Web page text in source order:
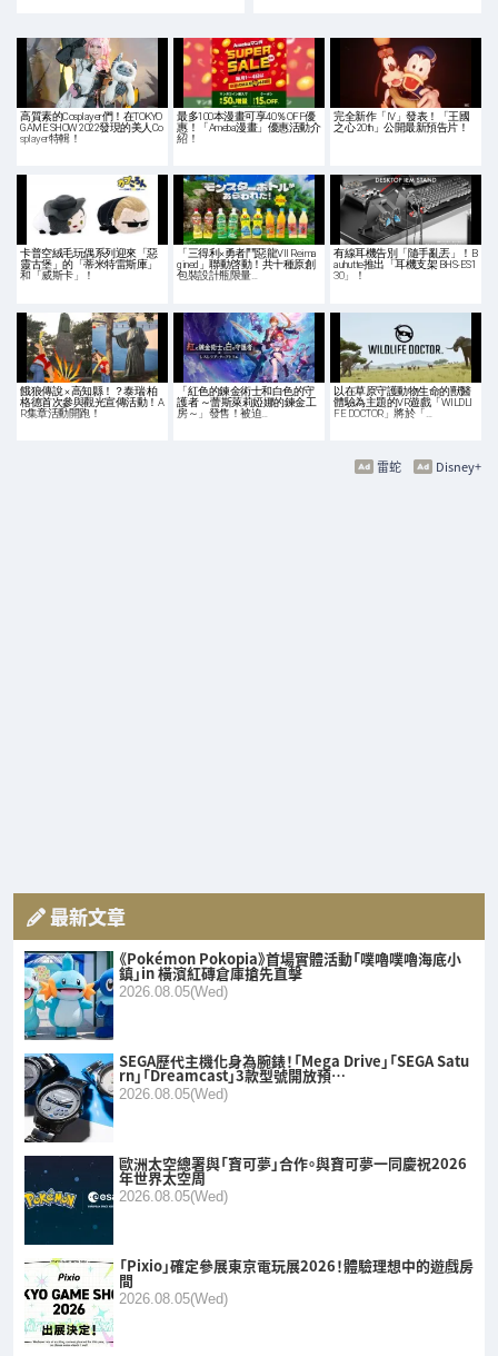
高質素的Cosplayer們！在TOKYO
GAME SHOW 2022發現的美人Co
splayer特輯！
最多100本漫畫可享40％OFF優
惠！「Ameba漫畫」優惠活動介
紹！
完全新作「IV」發表！「王國
之心 20th」公開最新預告片！
卡普空絨毛玩偶系列迎來「惡
靈古堡」的「蒂米特雷斯庫」
和「威斯卡」！
「三得利×勇者鬥惡龍VII Reima
gined」聯動啓動！共十種原創
包裝設計瓶限量…
有線耳機告別「隨手亂丟」！B
auhutte推出「耳機支架 BHS-ES1
30」！
餓狼傳說 × 高知縣！？泰瑞·柏
格德首次參與觀光宣傳活動！A
R集章活動開跑！
「紅色的鍊金術士和白色的守
護者 ～蕾斯萊莉婭娜的鍊金工
房～」發售！被迫…
以在草原守護動物生命的獸醫
體驗為主題的VR遊戲「WILDLI
FE DOCTOR」將於「…
Disney+
雷蛇
最新文章
《Pokémon Pokopia》首場實體活動「噗嚕噗嚕海底小
鎮」in 橫濱紅磚倉庫搶先直擊
2026.08.05(Wed)
SEGA歷代主機化身為腕錶！「Mega Drive」「SEGA Satu
rn」「Dreamcast」3款型號開放預…
2026.08.05(Wed)
歐洲太空總署與「寶可夢」合作。與寶可夢一同慶祝2026
年世界太空周
2026.08.05(Wed)
「Pixio」確定參展東京電玩展2026！體驗理想中的遊戲房
間
2026.08.05(Wed)